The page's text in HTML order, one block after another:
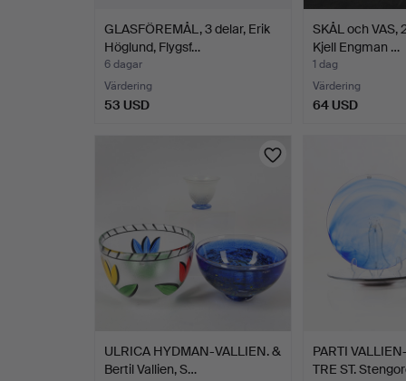
GLASFÖREMÅL, 3 delar, Erik
Höglund, Flygsf…
6 dagar
Värdering
53 USD
SKÅL och VAS,
Kjell Engman …
1 dag
Värdering
64 USD
ULRICA HYDMAN-VALLIEN. &
Bertil Vallien, S…
PARTI
TRE ST.